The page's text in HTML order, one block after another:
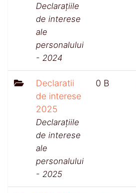
Declarațiile
de interese
ale
personalului
- 2024
Declaratii
de interese
2025
Declarațiile
de interese
ale
personalului
- 2025
0 B